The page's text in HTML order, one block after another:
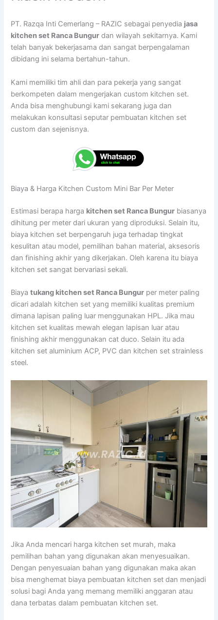
PT. Razqa Inti Cemerlang – RAZIC sebagai penyedia jasa
kitchen set Ranca Bungur dan wilayah sekitarnya. Kami
telah banyak bekerjasama dan sangat berpengalaman
dibidang ini selama bertahun-tahun.
Kami memiliki tim ahli dan para pekerja yang sangat
berkompeten dalam mengerjakan custom kitchen set.
Anda bisa menghubungi kami sekarang juga dan
melakukan konsultasi seputar pembuatan kitchen set
custom dan sejenisnya.
Biaya & Harga Kitchen Custom Mini Bar Per Meter
Estimasi berapa harga kitchen set Ranca Bungur biasanya
dihitung per meter dari ukuran yang diproduksi. Selain itu,
biaya kitchen set berpengaruh juga terhadap tingkat
kesulitan atau model, pemilihan bahan material, aksesoris
dan finishing akhir yang dikerjakan. Oleh karena itu biaya
kitchen set sangat bervariasi sekali.
Biayatukang kitchen set Ranca Bungur per meter paling
dicari adalah kitchen set yang memiliki kualitas premium
dimana lapisan paling luar menggunakan HPL. Jika mau
kitchen set kualitas mewah elegan lapisan luar atau
finishing akhir menggunakan cat duco. Selain itu ada
kitchen set aluminium ACP, PVC dan kitchen set strainless
steel.
Jika Anda mencari harga kitchen set murah, maka
pemilihan bahan yang digunakan akan menyesuaikan.
Dengan penyesuaian bahan yang digunakan maka akan
bisa menghemat biaya pembuatan kitchen set dan menjadi
solusi bagi Anda yang memang memiliki anggaran atau
dana terbatas dalam pembuatan kitchen set.